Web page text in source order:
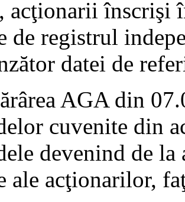
acţionarii înscrişi
de registrul
datei de
AGA din
cuvenite din
devenind de la
ale acţionarilor,